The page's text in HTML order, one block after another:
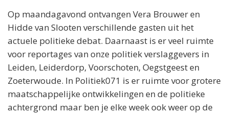
Op maandagavond ontvangen Vera Brouwer en
Hidde van Slooten verschillende gasten uit het
actuele politieke debat. Daarnaast is er veel ruimte
voor reportages van onze politiek verslaggevers in
Leiden, Leiderdorp, Voorschoten, Oegstgeest en
Zoeterwoude. In Politiek071 is er ruimte voor grotere
maatschappelijke ontwikkelingen en de politieke
achtergrond maar ben je elke week ook weer op de